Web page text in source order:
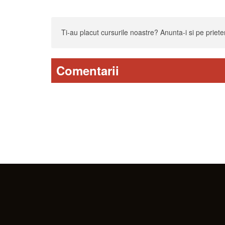
Ti-au placut cursurile noastre? Anunta-i si pe
Comentarii